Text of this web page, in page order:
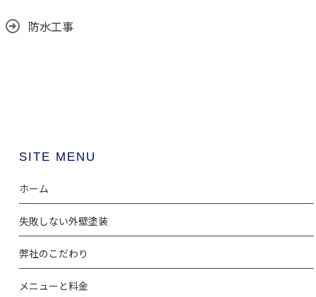
防水工事
SITE MENU
ホーム
失敗しない外壁塗装
弊社のこだわり
メニューと料金